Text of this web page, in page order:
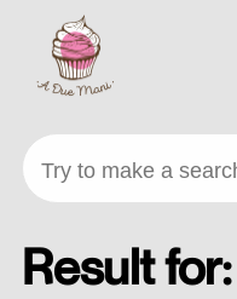
content
Try to make a search...
Result for: